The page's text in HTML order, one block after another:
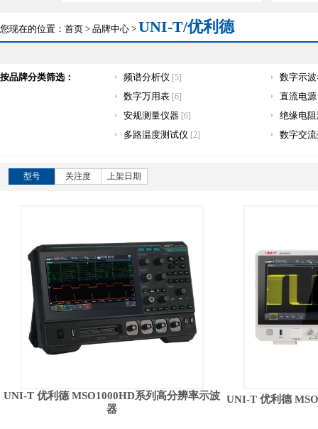
您现在的位置： 首页 > 品牌中心 > UNI-T/优利德
按品牌分类筛选： 频谱分析仪 [5]
数字示
数字万用表 [6]
直流电源
安规测量仪器 [6]
绝缘电
多路温度测试仪 [2] 数字交
型号 关注度 上架日期
UNI-T 优利德 MSO1000HD系列高分辨率示波
器
UNI-T 优利德